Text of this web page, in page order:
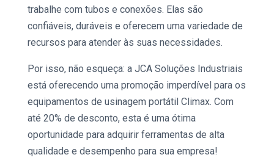
trabalhe com tubos e conexões. Elas são
confiáveis, duráveis e oferecem uma variedade de
recursos para atender às suas necessidades.
Por isso, não esqueça: a JCA Soluções Industriais
está oferecendo uma promoção imperdível para os
equipamentos de usinagem portátil Climax. Com
até 20% de desconto, esta é uma ótima
oportunidade para adquirir ferramentas de alta
qualidade e desempenho para sua empresa!